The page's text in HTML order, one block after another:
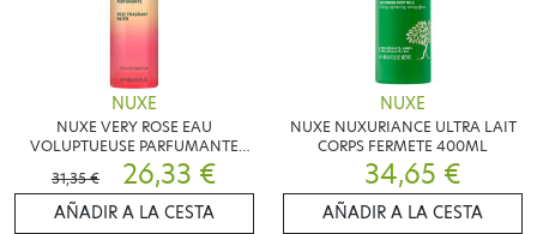
NUXE
NUXE VERY ROSE EAU
VOLUPTUEUSE PARFUMANTE
100ML
31,35 € 26,33 €
AÑADIR A LA CESTA
NUXE
NUXE NUXURIANCE ULTRA LAIT
CORPS FERMETE 400ML
34,65 €
AÑADIR A LA CESTA